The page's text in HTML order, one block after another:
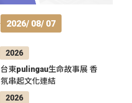
2026/ 08/ 07
2026
台東pulingau生命故事展 香
氛串起文化連結
2026